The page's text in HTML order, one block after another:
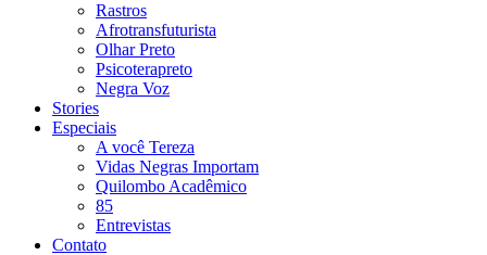
Rastros
Afrotransfuturista
Olhar Preto
Psicoterapreto
Negra Voz
Stories
Especiais
A você Tereza
Vidas Negras Importam
Quilombo Acadêmico
85
Entrevistas
Contato